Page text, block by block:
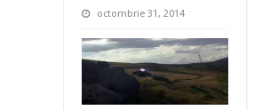
octombrie 31, 2014